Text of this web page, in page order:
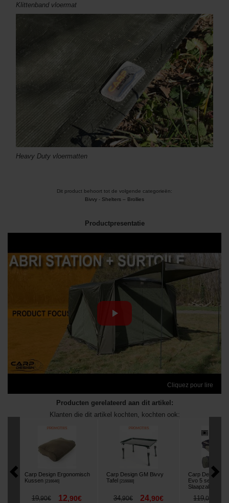
Klittenband vloermat
Heavy Duty vloermatten
Dit product behoort tot de volgende categorieën:
Bivvy - Shelters – Brollies
Productpresentatie
Cliquez pour lire
Producten gerelateerd aan dit artikel:
Klanten die dit artikel kochten, kochten ook:
Carp Design Ergonomisch
Kussen
216646]
19,90€ 12,90€
Carp Design GM Bivvy
Tafel
216688]
34,90€ 24,90€
Carp Design
Evo 5 seizoenen
Slaapzak
119,00